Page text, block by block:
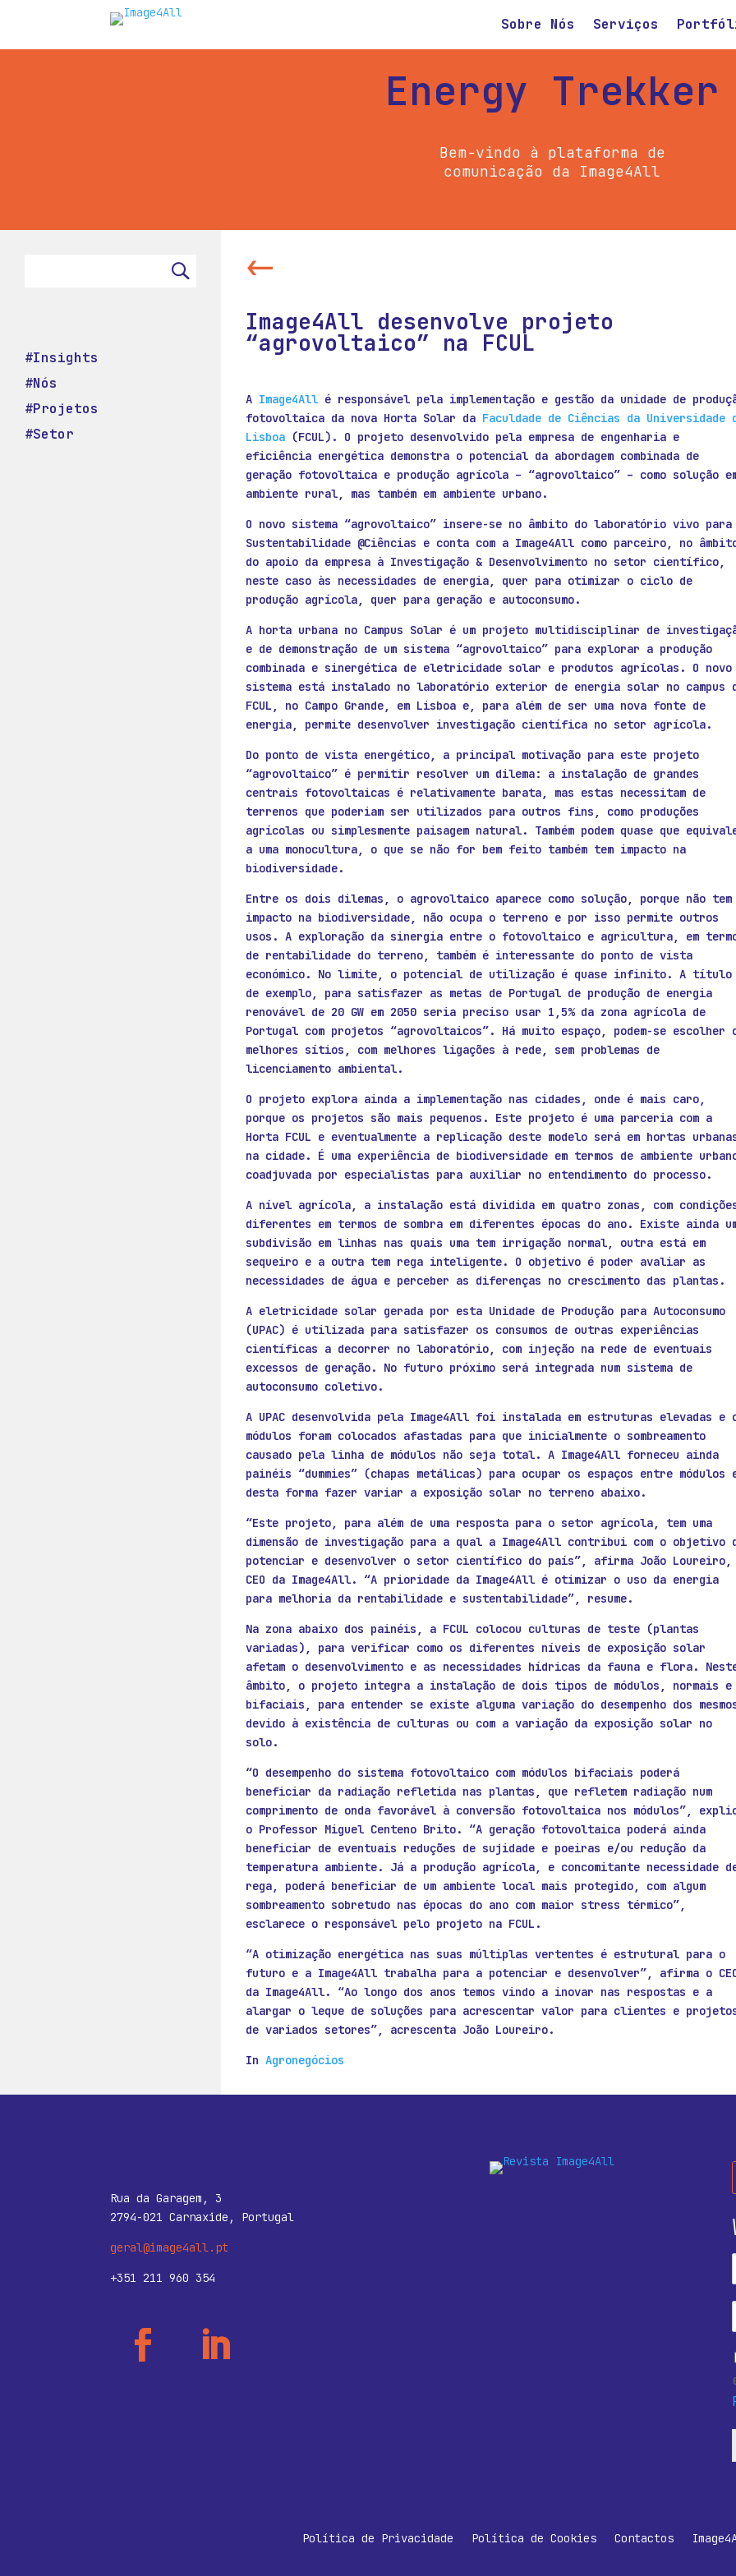
Sobre Nós Serviços
Energy Trekker
Bem-vindo à plataforma de
comunicação da Image4All
#Insights
#Nós
#Projetos
#Setor
<-
Image4All desenvolve projeto
“agrovoltaico” na FCUL
A Image4Allé responsável pela implementação e gestão da unidade de
fotovoltaica da nova Horta Solar da Faculdade de Ciências da Universidade
Lisboa(FCUL). O projeto desenvolvido pela empresa de engenharia e
eficiência energética demonstra o potencial da abordagem combinada de
geração fotovoltaica e produção agrícola – “agrovoltaico” – como solução
ambiente rural, mas também em ambiente urbano.
O novo sistema “agrovoltaico” insere-se no âmbito do laboratório vivo para
Sustentabilidade @Ciências e conta com a Image4All como parceiro, no
do apoio da empresa à Investigação & Desenvolvimento no setor científico,
neste caso às necessidades de energia, quer para otimizar o ciclo de
produção agrícola, quer para geração e autoconsumo.
A horta urbana no Campus Solar é um projeto multidisciplinar de
e de demonstração de um sistema “agrovoltaico” para explorar a produção
combinada e sinergética de eletricidade solar e produtos agrícolas. O novo
sistema está instalado no laboratório exterior de energia solar no campus
FCUL, no Campo Grande, em Lisboa e, para além de ser uma nova fonte de
energia, permite desenvolver investigação científica no setor agrícola.
Do ponto de vista energético, a principal motivação para este projeto
“agrovoltaico” é permitir resolver um dilema: a instalação de grandes
centrais fotovoltaicas é relativamente barata, mas estas necessitam de
terrenos que poderiam ser utilizados para outros fins, como produções
agrícolas ou simplesmente paisagem natural. Também podem quase que
a uma monocultura, o que se não for bem feito também tem impacto na
biodiversidade.
Entre os dois dilemas, o agrovoltaico aparece como solução, porque não tem
impacto na biodiversidade, não ocupa o terreno e por isso permite outros
usos. A exploração da sinergia entre o fotovoltaico e agricultura, em
de rentabilidade do terreno, também é interessante do ponto de vista
económico. No limite, o potencial de utilização é quase infinito. A título
de exemplo, para satisfazer as metas de Portugal de produção de energia
renovável de 20 GW em 2050 seria preciso usar 1,5% da zona agrícola de
Portugal com projetos “agrovoltaicos”. Há muito espaço, podem-se escolher
melhores sítios, com melhores ligações à rede, sem problemas de
licenciamento ambiental.
O projeto explora ainda a implementação nas cidades, onde é mais caro,
porque os projetos são mais pequenos. Este projeto é uma parceria com a
Horta FCUL e eventualmente a replicação deste modelo será em hortas
na cidade. É uma experiência de biodiversidade em termos de ambiente
coadjuvada por especialistas para auxiliar no entendimento do processo.
A nível agrícola, a instalação está dividida em quatro zonas, com
diferentes em termos de sombra em diferentes épocas do ano. Existe ainda
subdivisão em linhas nas quais uma tem irrigação normal, outra está em
sequeiro e a outra tem rega inteligente. O objetivo é poder avaliar as
necessidades de água e perceber as diferenças no crescimento das plantas.
A eletricidade solar gerada por esta Unidade de Produção para Autoconsumo
(UPAC) é utilizada para satisfazer os consumos de outras experiências
científicas a decorrer no laboratório, com injeção na rede de eventuais
excessos de geração. No futuro próximo será integrada num sistema de
autoconsumo coletivo.
A UPAC desenvolvida pela Image4All foi instalada em estruturas elevadas e
módulos foram colocados afastadas para que inicialmente o sombreamento
causado pela linha de módulos não seja total. A Image4All forneceu ainda
painéis “dummies” (chapas metálicas) para ocupar os espaços entre módulos
desta forma fazer variar a exposição solar no terreno abaixo.
“Este projeto, para além de uma resposta para o setor agrícola, tem uma
dimensão de investigação para a qual a Image4All contribui com o objetivo
potenciar e desenvolver o setor científico do país”, afirma João Loureiro,
CEO da Image4All. “A prioridade da Image4All é otimizar o uso da energia
para melhoria da rentabilidade e sustentabilidade”, resume.
Na zona abaixo dos painéis, a FCUL colocou culturas de teste (plantas
variadas), para verificar como os diferentes níveis de exposição solar
afetam o desenvolvimento e as necessidades hídricas da fauna e flora.
âmbito, o projeto integra a instalação de dois tipos de módulos, normais e
bifaciais, para entender se existe alguma variação do desempenho dos
devido à existência de culturas ou com a variação da exposição solar no
solo.
“O desempenho do sistema fotovoltaico com módulos bifaciais poderá
beneficiar da radiação refletida nas plantas, que refletem radiação num
comprimento de onda favorável à conversão fotovoltaica nos módulos”,
o Professor Miguel Centeno Brito. “A geração fotovoltaica poderá ainda
beneficiar de eventuais reduções de sujidade e poeiras e/ou redução da
temperatura ambiente. Já a produção agrícola, e concomitante necessidade
rega, poderá beneficiar de um ambiente local mais protegido, com algum
sombreamento sobretudo nas épocas do ano com maior stress térmico”,
esclarece o responsável pelo projeto na FCUL.
“A otimização energética nas suas múltiplas vertentes é estrutural para o
futuro e a Image4All trabalha para a potenciar e desenvolver”, afirma o
da Image4All. “Ao longo dos anos temos vindo a inovar nas respostas e a
alargar o leque de soluções para acrescentar valor para clientes e
de variados setores”, acrescenta João Loureiro.
In Agronegócios
Rua da Garagem, 3
2794-021 Carnaxide, Portugal
geral@image4all.pt
+351 211 960 354
Política de Privacidade Política de Cookies Contactos